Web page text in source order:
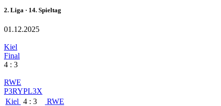
2. Liga · 14. Spieltag
01.12.2025
Kiel
Final
4 : 3
RWE
P3RYPL3X
Kiel 4 : 3
RWE